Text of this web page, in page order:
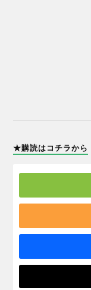
★購読はコチラから